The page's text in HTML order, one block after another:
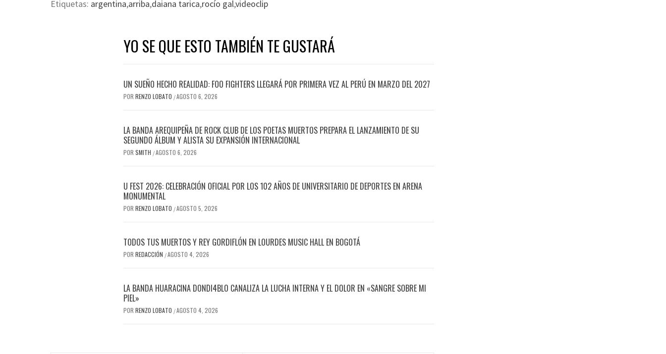
Etiquetas: argentina,arriba,daiana tarica,rocío gal,videoclip
YO SE QUE ESTO TAMBIÉN TE GUSTARÁ
UN SUEÑO HECHO REALIDAD: FOO FIGHTERS LLEGARÁ POR PRIMERA VEZ AL PERÚ EN MARZO DEL 2027
POR RENZO LOBATO /AGOSTO 6, 2026
LA BANDA AREQUIPEÑA DE ROCK CLUB DE LOS POETAS MUERTOS PREPARA EL LANZAMIENTO DE SU
SEGUNDO ÁLBUM Y ALISTA SU EXPANSIÓN INTERNACIONAL
POR SMITH /AGOSTO 6, 2026
U FEST 2026: CELEBRACIÓN OFICIAL POR LOS 102 AÑOS DE UNIVERSITARIO DE DEPORTES EN ARENA
MONUMENTAL
POR RENZO LOBATO /AGOSTO 5, 2026
TODOS TUS MUERTOS Y REY GORDIFLÓN EN LOURDES MUSIC HALL EN BOGOTÁ
POR REDACCIÓN /AGOSTO 4, 2026
LA BANDA HUARACINA DONDI4BLO CANALIZA LA LUCHA INTERNA Y EL DOLOR EN «SANGRE SOBRE MI
PIEL»
POR RENZO LOBATO /AGOSTO 4, 2026